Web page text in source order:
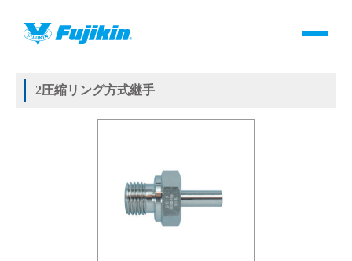
製品情報
製品カタログダウンロード
HOME 製品情報
2圧縮リング方式継手